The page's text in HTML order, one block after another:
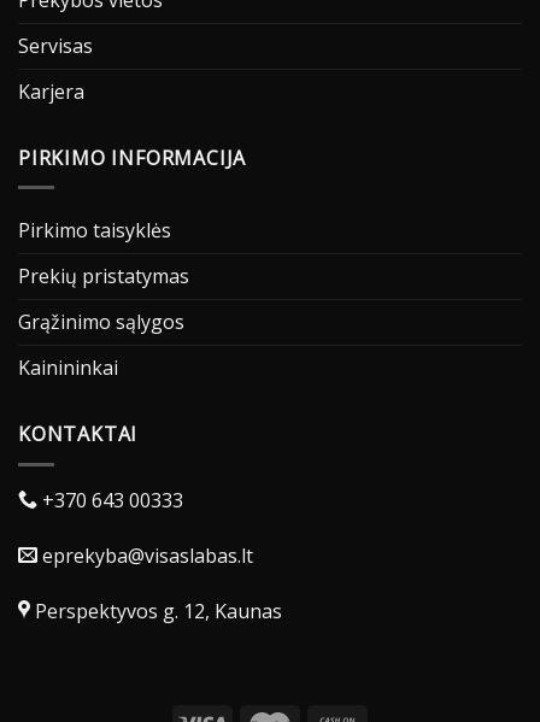
Servisas
Karjera
PIRKIMO INFORMACIJA
Pirkimo taisyklės
Prekių pristatymas
Grąžinimo sąlygos
Kainininkai
KONTAKTAI
+370 643 00333
eprekyba@visaslabas.lt
Perspektyvos g. 12, Kaunas